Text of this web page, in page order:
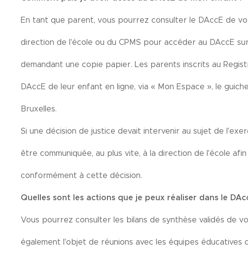
En tant que parent, vous pourrez consulter le DAccE de
direction de l'école ou du CPMS pour accéder au DAccE
demandant une copie papier. Les parents inscrits au
DAccE de leur enfant en ligne, via « Mon Espace », le
Bruxelles.
Si une décision de justice devait intervenir au sujet de
être communiquée, au plus vite, à la direction de l'école
conformément à cette décision.
Quelles sont les actions que je peux réaliser dans le
Vous pourrez consulter les bilans de synthèse validés de
également l'objet de réunions avec les équipes